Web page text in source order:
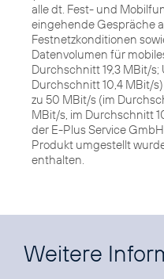
alle dt. Fest- und
eingehende Gespräche
Festnetzkonditionen
Datenvolumen für
Durchschnitt 19,3 MBit/
Durchschnitt 10,4 MBit/
zu 50 MBit/s (im
MBit/s, im Durchschnitt
der E-Plus Service
Produkt umgestellt
enthalten.
Weitere